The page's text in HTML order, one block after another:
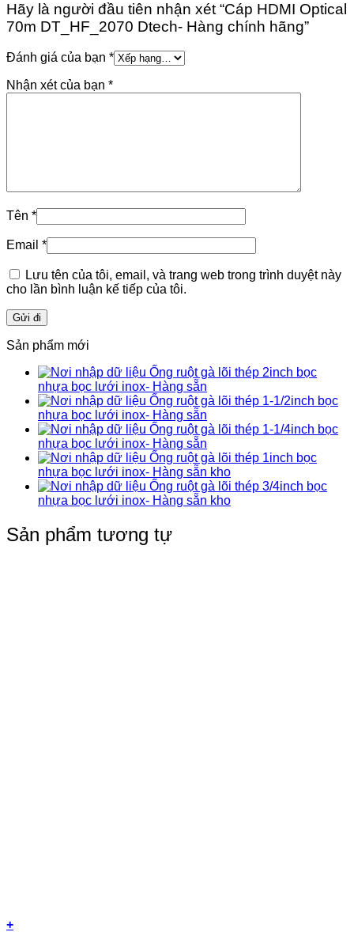
Hãy là người đầu tiên nhận xét “Cáp HDMI Optical
70m DT_HF_2070 Dtech- Hàng chính hãng”
Đánh giá của bạn *
Nhận xét của bạn *
Tên *
Email *
Lưu tên của tôi, email, và trang web trong trình duyệt này
cho lần bình luận kế tiếp của tôi.
Sản phẩm mới
Ống ruột gà lõi thép 2inch bọc
nhựa bọc lưới inox- Hàng sẵn
Ống ruột gà lõi thép 1-1/2inch bọc
nhựa bọc lưới inox- Hàng sẵn
Ống ruột gà lõi thép 1-1/4inch bọc
nhựa bọc lưới inox- Hàng sẵn
Ống ruột gà lõi thép 1inch bọc
nhựa bọc lưới inox- Hàng sẵn kho
Ống ruột gà lõi thép 3/4inch bọc
nhựa bọc lưới inox- Hàng sẵn kho
Sản phẩm tương tự
+